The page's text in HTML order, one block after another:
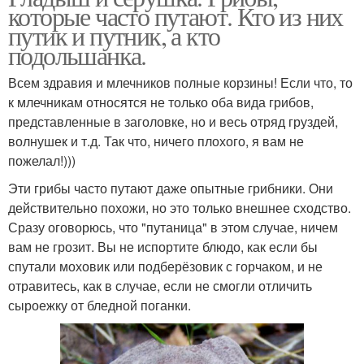
которые часто путают. Кто из них
путик и путник, а кто
подольшанка.
Всем здравия и млечников полные корзины! Если что, то
к млечникам относятся не только оба вида грибов,
представленные в заголовке, но и весь отряд груздей,
волнушек и т.д. Так что, ничего плохого, я вам не
пожелал!)))
Эти грибы часто путают даже опытные грибники. Они
действительно похожи, но это только внешнее сходство.
Сразу оговорюсь, что "путаница" в этом случае, ничем
вам не грозит. Вы не испортите блюдо, как если бы
спутали моховик или подберёзовик с горчаком, и не
отравитесь, как в случае, если не смогли отличить
сыроежку от бледной поганки.